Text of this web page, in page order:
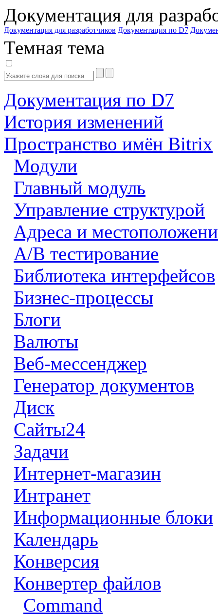
Документация для
Документация для разработчиков Документация по D7
Темная тема
Документация по D7
История изменений
Пространство имён Bitrix
Модули
Главный модуль
Управление структурой
Адреса и
А/В тестирование
Библиотека интерфейсов
Бизнес-процессы
Блоги
Валюты
Веб-мессенджер
Генератор документов
Диск
Сайты24
Задачи
Интернет-магазин
Интранет
Информационные блоки
Календарь
Конверсия
Конвертер файлов
Command